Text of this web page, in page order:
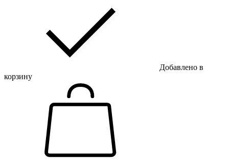
Добавлено в
корзину